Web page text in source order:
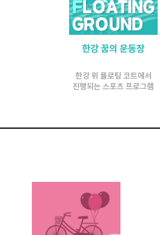
한강 꿈의 운동장
한강 위 플로팅 코트에서
진행되는 스포츠 프로그램